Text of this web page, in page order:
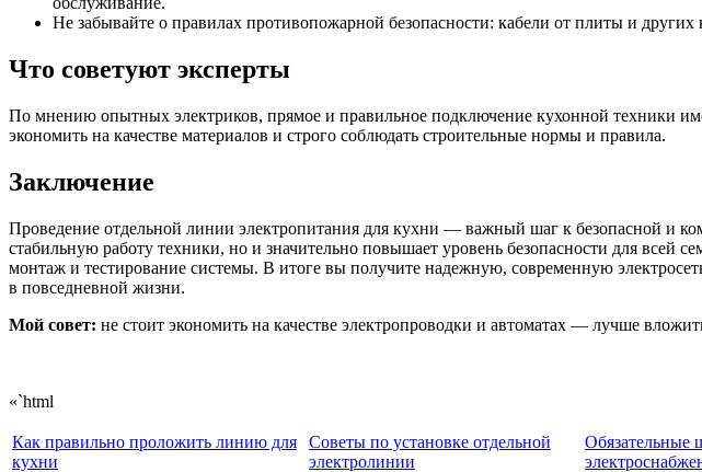
Не забывайте о правилах противопожарной безопасности: кабели от плиты и
Что советуют эксперты
По мнению опытных электриков, прямое и правильное подключение кухонной техники
экономить на качестве материалов и строго соблюдать строительные нормы и правила.
Заключение
Проведение отдельной линии электропитания для кухни — важный шаг к безопасной и
стабильную работу техники, но и значительно повышает уровень безопасности для всей
монтаж и тестирование системы. В итоге вы получите надежную, современную
в повседневной жизни.
Мой совет: не стоит экономить на качестве электропроводки и автоматах — лучше
«`html
Как правильно проложить линию для
кухни
Советы по установке отдельной
электролинии
Обязательные